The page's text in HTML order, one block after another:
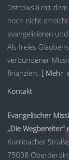
Ostrowski mit
noch nicht
evangelisieren
Als freies
verbundener
finanziert. [ Mehr
Kontakt
Evangelischer
„Die Wegbereiter“
Kürnbacher
75038